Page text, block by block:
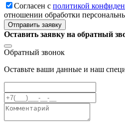
Cогласен с политикой
отношении обработки
Отправить заявку
Оставить заявку на обратный
Обратный звонок
Оставьте ваши данные и наш